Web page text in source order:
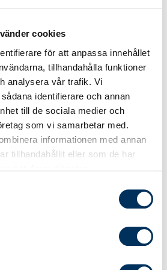
cookies
för att anpassa innehållet
tillhandahålla funktioner
analysera vår trafik. Vi
identifierare och annan
till de sociala medier och
som vi samarbetar med.
informationen med annan
tillhandahållit eller som de har
frånvaro
i semesterskulden
kontering av en
med semesterskulden
och tillgänglighet